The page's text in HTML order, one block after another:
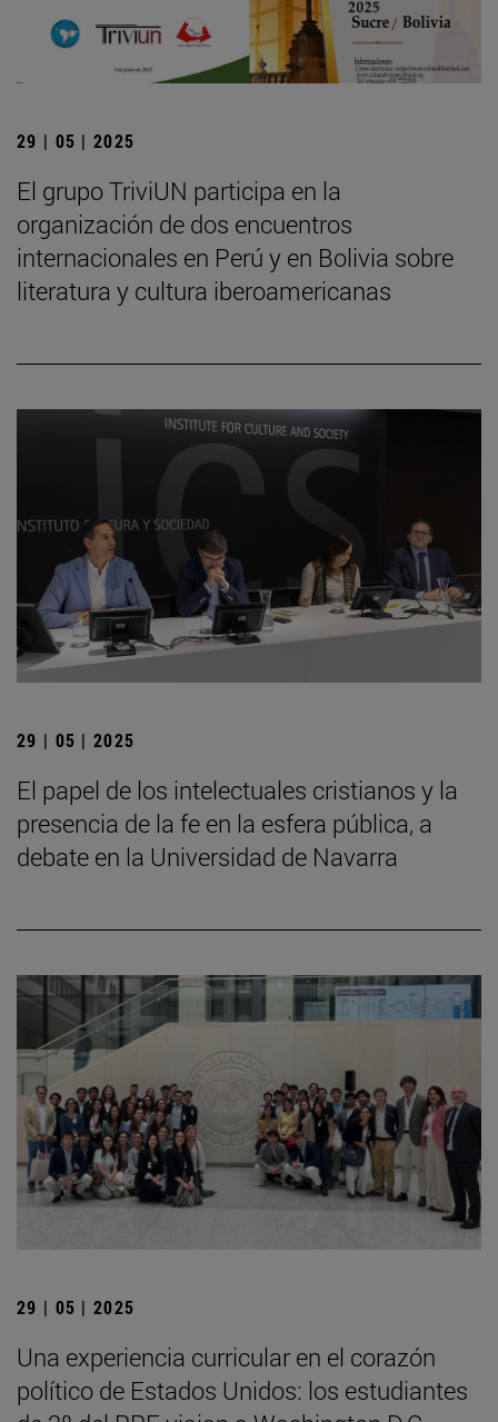
29 | 05 | 2025
El grupo TriviUN participa en la
organización de dos encuentros
internacionales en Perú y en Bolivia sobre
literatura y cultura iberoamericanas
29 | 05 | 2025
El papel de los intelectuales cristianos y la
presencia de la fe en la esfera pública, a
debate en la Universidad de Navarra
29 | 05 | 2025
Una experiencia curricular en el corazón
político de Estados Unidos: los estudiantes